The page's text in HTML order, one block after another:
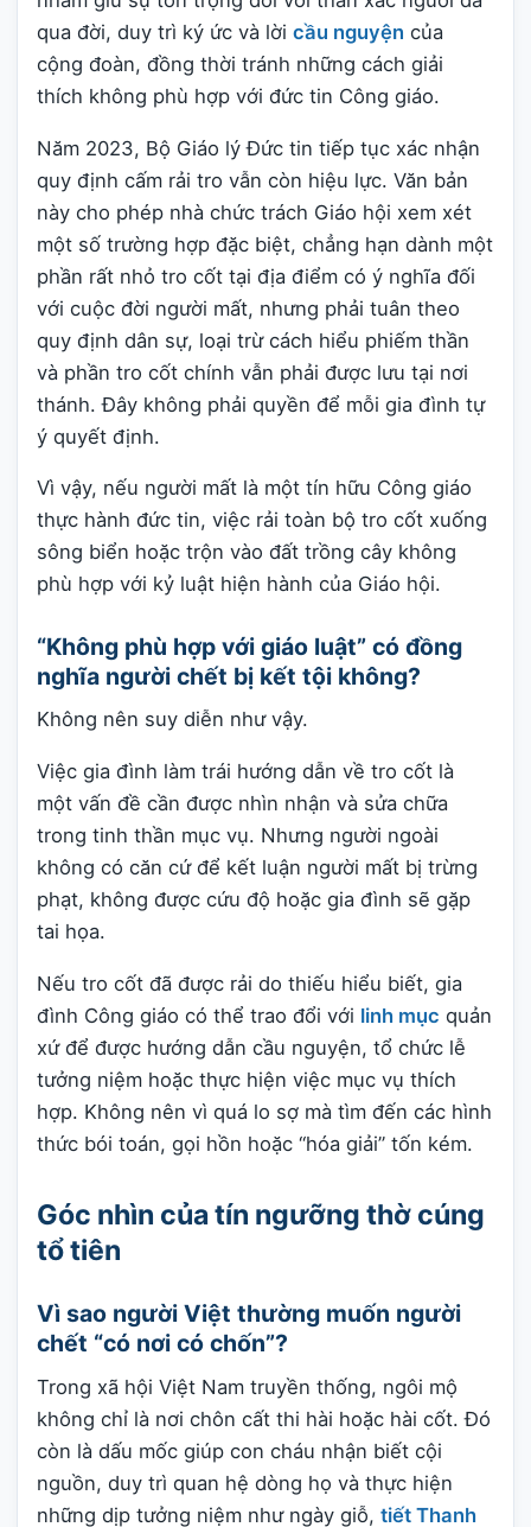
qua đời, duy trì ký ức và lời cầu nguyện của
cộng đoàn, đồng thời tránh những cách giải
thích không phù hợp với đức tin Công giáo.
Năm 2023, Bộ Giáo lý Đức tin tiếp tục xác nhận
quy định cấm rải tro vẫn còn hiệu lực. Văn bản
này cho phép nhà chức trách Giáo hội xem xét
một số trường hợp đặc biệt, chẳng hạn dành một
phần rất nhỏ tro cốt tại địa điểm có ý nghĩa đối
với cuộc đời người mất, nhưng phải tuân theo
quy định dân sự, loại trừ cách hiểu phiếm thần
và phần tro cốt chính vẫn phải được lưu tại nơi
thánh. Đây không phải quyền để mỗi gia đình tự
ý quyết định.
Vì vậy, nếu người mất là một tín hữu Công giáo
thực hành đức tin, việc rải toàn bộ tro cốt xuống
sông biển hoặc trộn vào đất trồng cây không
phù hợp với kỷ luật hiện hành của Giáo hội.
“Không phù hợp với giáo luật” có đồng
nghĩa người chết bị kết tội không?
Không nên suy diễn như vậy.
Việc gia đình làm trái hướng dẫn về tro cốt là
một vấn đề cần được nhìn nhận và sửa chữa
trong tinh thần mục vụ. Nhưng người ngoài
không có căn cứ để kết luận người mất bị trừng
phạt, không được cứu độ hoặc gia đình sẽ gặp
tai họa.
Nếu tro cốt đã được rải do thiếu hiểu biết, gia
đình Công giáo có thể trao đổi với linh mục quản
xứ để được hướng dẫn cầu nguyện, tổ chức lễ
tưởng niệm hoặc thực hiện việc mục vụ thích
hợp. Không nên vì quá lo sợ mà tìm đến các hình
thức bói toán, gọi hồn hoặc “hóa giải” tốn kém.
Góc nhìn của tín ngưỡng thờ cúng
tổ tiên
Vì sao người Việt thường muốn người
chết “có nơi có chốn”?
Trong xã hội Việt Nam truyền thống, ngôi mộ
không chỉ là nơi chôn cất thi hài hoặc hài cốt. Đó
còn là dấu mốc giúp con cháu nhận biết cội
nguồn, duy trì quan hệ dòng họ và thực hiện
những dịp tưởng niệm như ngày giỗ, tiết Thanh